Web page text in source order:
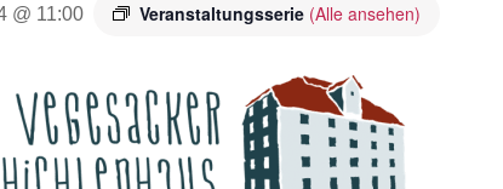
@ 11:00 Veranstaltungsserie (Alle ansehen)